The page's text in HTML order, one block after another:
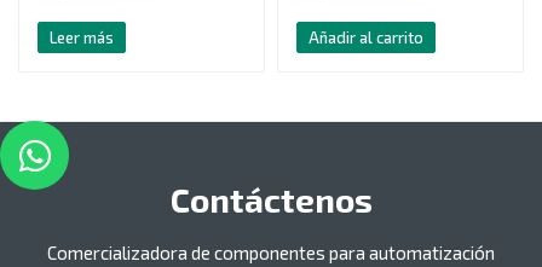
Leer más Añadir al carrito
Contáctenos
Comercializadora de componentes para automatización